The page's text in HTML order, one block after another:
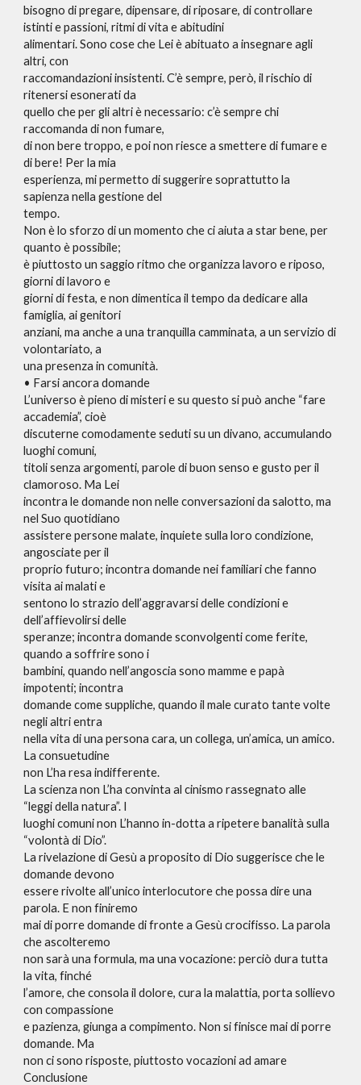
bisogno di pregare, dipensare, di riposare, di controllare
istinti e passioni, ritmi di vita e abitudini
alimentari. Sono cose che Lei è abituato a insegnare agli
altri, con
raccomandazioni insistenti. C’è sempre, però, il rischio di
ritenersi esonerati da
quello che per gli altri è necessario: c’è sempre chi
raccomanda di non fumare,
di non bere troppo, e poi non riesce a smettere di fumare e
di bere! Per la mia
esperienza, mi permetto di suggerire soprattutto la
sapienza nella gestione del
tempo.
Non è lo sforzo di un momento che ci aiuta a star bene, per
quanto è possibile;
è piuttosto un saggio ritmo che organizza lavoro e riposo,
giorni di lavoro e
giorni di festa, e non dimentica il tempo da dedicare alla
famiglia, ai genitori
anziani, ma anche a una tranquilla camminata, a un servizio di
volontariato, a
una presenza in comunità.
• Farsi ancora domande
L’universo è pieno di misteri e su questo si può anche “fare
accademia”, cioè
discuterne comodamente seduti su un divano, accumulando
luoghi comuni,
titoli senza argomenti, parole di buon senso e gusto per il
clamoroso. Ma Lei
incontra le domande non nelle conversazioni da salotto, ma
nel Suo quotidiano
assistere persone malate, inquiete sulla loro condizione,
angosciate per il
proprio futuro; incontra domande nei familiari che fanno
visita ai malati e
sentono lo strazio dell’aggravarsi delle condizioni e
dell’affievolirsi delle
speranze; incontra domande sconvolgenti come ferite,
quando a soffrire sono i
bambini, quando nell’angoscia sono mamme e papà
impotenti; incontra
domande come suppliche, quando il male curato tante volte
negli altri entra
nella vita di una persona cara, un collega, un’amica, un amico.
La consuetudine
non L’ha resa indifferente.
La scienza non L’ha convinta al cinismo rassegnato alle
“leggi della natura”. I
luoghi comuni non L’hanno in-dotta a ripetere banalità sulla
“volontà di Dio”.
La rivelazione di Gesù a proposito di Dio suggerisce che le
domande devono
essere rivolte all’unico interlocutore che possa dire una
parola. E non finiremo
mai di porre domande di fronte a Gesù crocifisso. La parola
che ascolteremo
non sarà una formula, ma una vocazione: perciò dura tutta
la vita, finché
l’amore, che consola il dolore, cura la malattia, porta sollievo
con compassione
e pazienza, giunga a compimento. Non si finisce mai di porre
domande. Ma
non ci sono risposte, piuttosto vocazioni ad amare
Conclusione